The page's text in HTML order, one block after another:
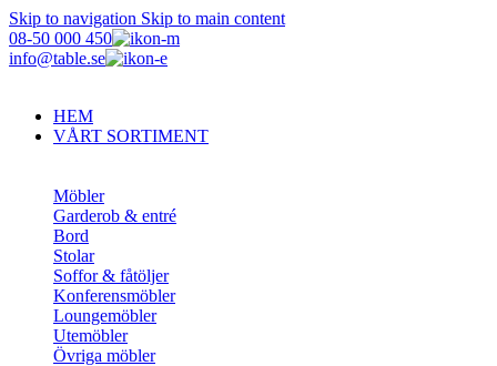
Skip to navigation Skip to main content
08-50 000 450
info@table.se
HEM
VÅRT SORTIMENT
Möbler
Garderob & entré
Bord
Stolar
Soffor & fåtöljer
Konferensmöbler
Loungemöbler
Utemöbler
Övriga möbler